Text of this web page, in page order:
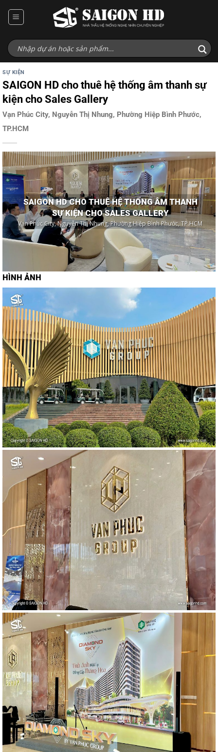
qua
dung
SỰ KIỆN
SAIGON HD cho thuê hệ thống âm thanh sự
kiện cho Sales Gallery
Vạn Phúc City, Nguyễn Thị Nhung, Phường Hiệp Bình Phước,
TP.HCM
SAIGON HD CHO THUÊ HỆ THỐNG ÂM THANH
SỰ KIỆN CHO SALES GALLERY
Vạn Phúc City, Nguyễn Thị Nhung, Phường Hiệp Bình Phước, TP.HCM
HÌNH ẢNH